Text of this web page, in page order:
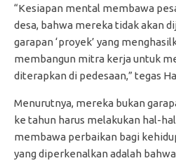
“Kesiapan mental membawa
desa, bahwa mereka tidak akan
garapan ‘proyek’ yang
membangun mitra kerja untuk
diterapkan di pedesaan,” tegas
Menurutnya, mereka bukan
ke tahun harus melakukan hal-
membawa perbaikan bagi
yang diperkenalkan adalah